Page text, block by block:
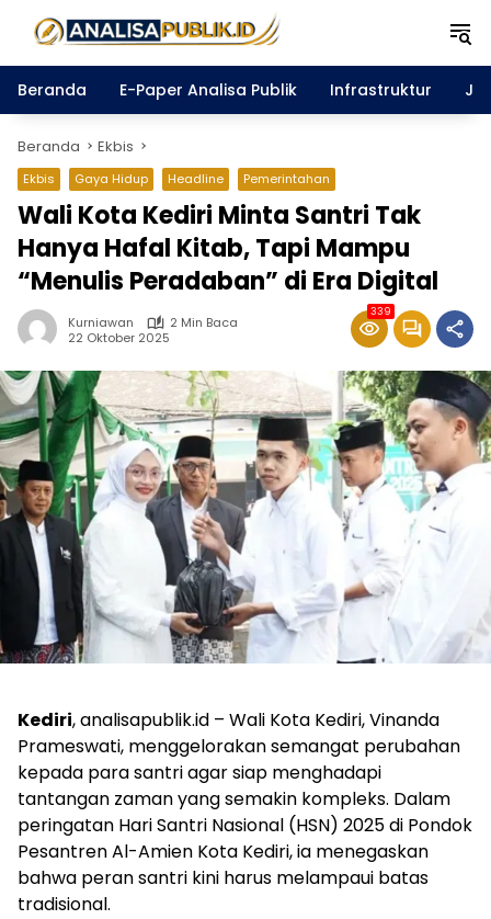
Beranda
E-Paper Analisa Publik Infrastruktur
Beranda Ekbis
Ekbis Gaya Hidup Headline Pemerintahan
Wali Kota Kediri Minta Santri Tak
Hanya Hafal Kitab, Tapi Mampu
“Menulis Peradaban” di Era Digital
Kurniawan
2 Min Baca
22 Oktober 2025
339
Kediri, analisapublik.id – Wali Kota Kediri, Vinanda
Prameswati, menggelorakan semangat perubahan
kepada para santri agar siap menghadapi
tantangan zaman yang semakin kompleks. Dalam
peringatan Hari Santri Nasional (HSN) 2025 di Pondok
Pesantren Al-Amien Kota Kediri, ia menegaskan
bahwa peran santri kini harus melampaui batas
tradisional.